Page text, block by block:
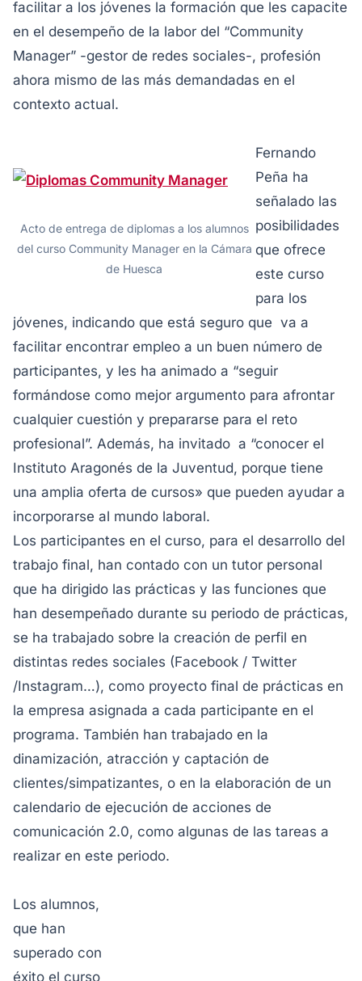
facilitar a los jóvenes la formación que les capacite
en el desempeño de la labor del “Community
Manager” -gestor de redes sociales-, profesión
ahora mismo de las más demandadas en el
contexto actual.
Acto de entrega de diplomas a los alumnos
del curso Community Manager en la Cámara
de Huesca
Fernando
Peña ha
señalado las
posibilidades
que ofrece
este curso
para los
jóvenes, indicando que está seguro que va a
facilitar encontrar empleo a un buen número de
participantes, y les ha animado a “seguir
formándose como mejor argumento para afrontar
cualquier cuestión y prepararse para el reto
profesional”. Además, ha invitado a “conocer el
Instituto Aragonés de la Juventud, porque tiene
una amplia oferta de cursos» que pueden ayudar a
incorporarse al mundo laboral.
Los participantes en el curso, para el desarrollo del
trabajo final, han contado con un tutor personal
que ha dirigido las prácticas y las funciones que
han desempeñado durante su periodo de prácticas,
se ha trabajado sobre la creación de perfil en
distintas redes sociales (Facebook / Twitter
/Instagram…), como proyecto final de prácticas en
la empresa asignada a cada participante en el
programa. También han trabajado en la
dinamización, atracción y captación de
clientes/simpatizantes, o en la elaboración de un
calendario de ejecución de acciones de
comunicación 2.0, como algunas de las tareas a
realizar en este periodo.
Los alumnos,
que han
superado con
éxito el curso